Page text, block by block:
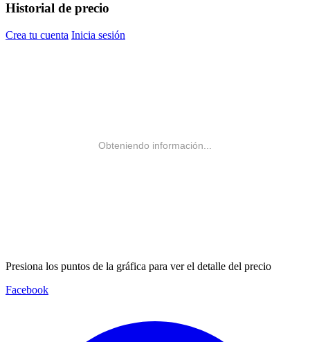
Historial de precio
Crea tu cuenta Inicia sesión
Obteniendo información...
Presiona los puntos de la gráfica para ver el detalle del precio
Facebook